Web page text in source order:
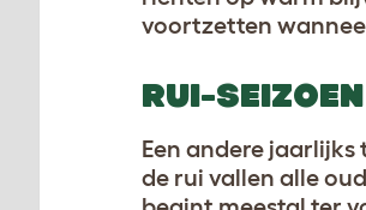
voortzetten
RUI-SEIZOEN
Een andere
de rui vallen alle